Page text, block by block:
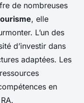
de nombreuses
, elle
L’un des
d’investir dans
adaptées. Les
en